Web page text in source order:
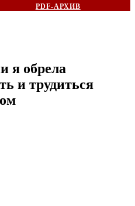
PDF-АРХИВ
я обрела
и трудиться